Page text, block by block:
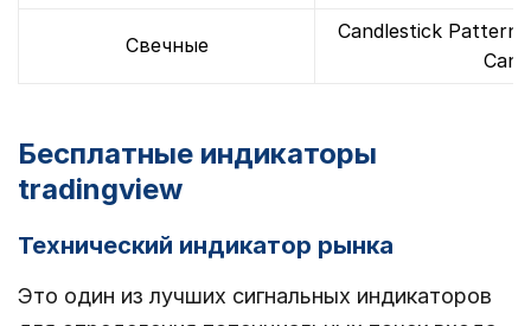
Свечные
Candlestick Pattern
Бесплатные индикаторы
tradingview
Технический индикатор рынка
Это один из лучших сигнальных индикаторов